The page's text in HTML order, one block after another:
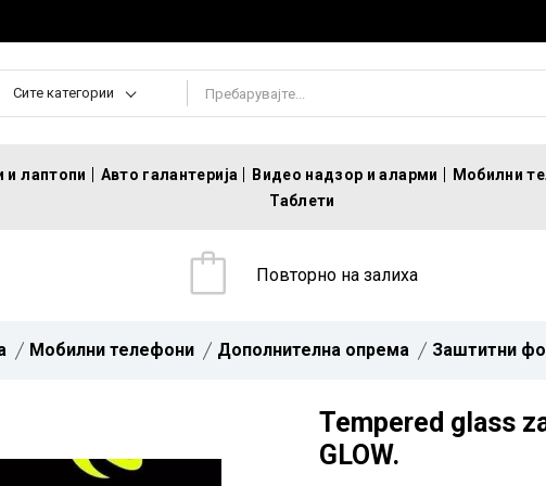
Сите категории
и лаптопи Авто галантерија Видео надзор и аларми Мобилни
Таблети
Повторно на залиха
Мобилни телефони Дополнителна опрема Заштитни
Tempered glass
GLOW.